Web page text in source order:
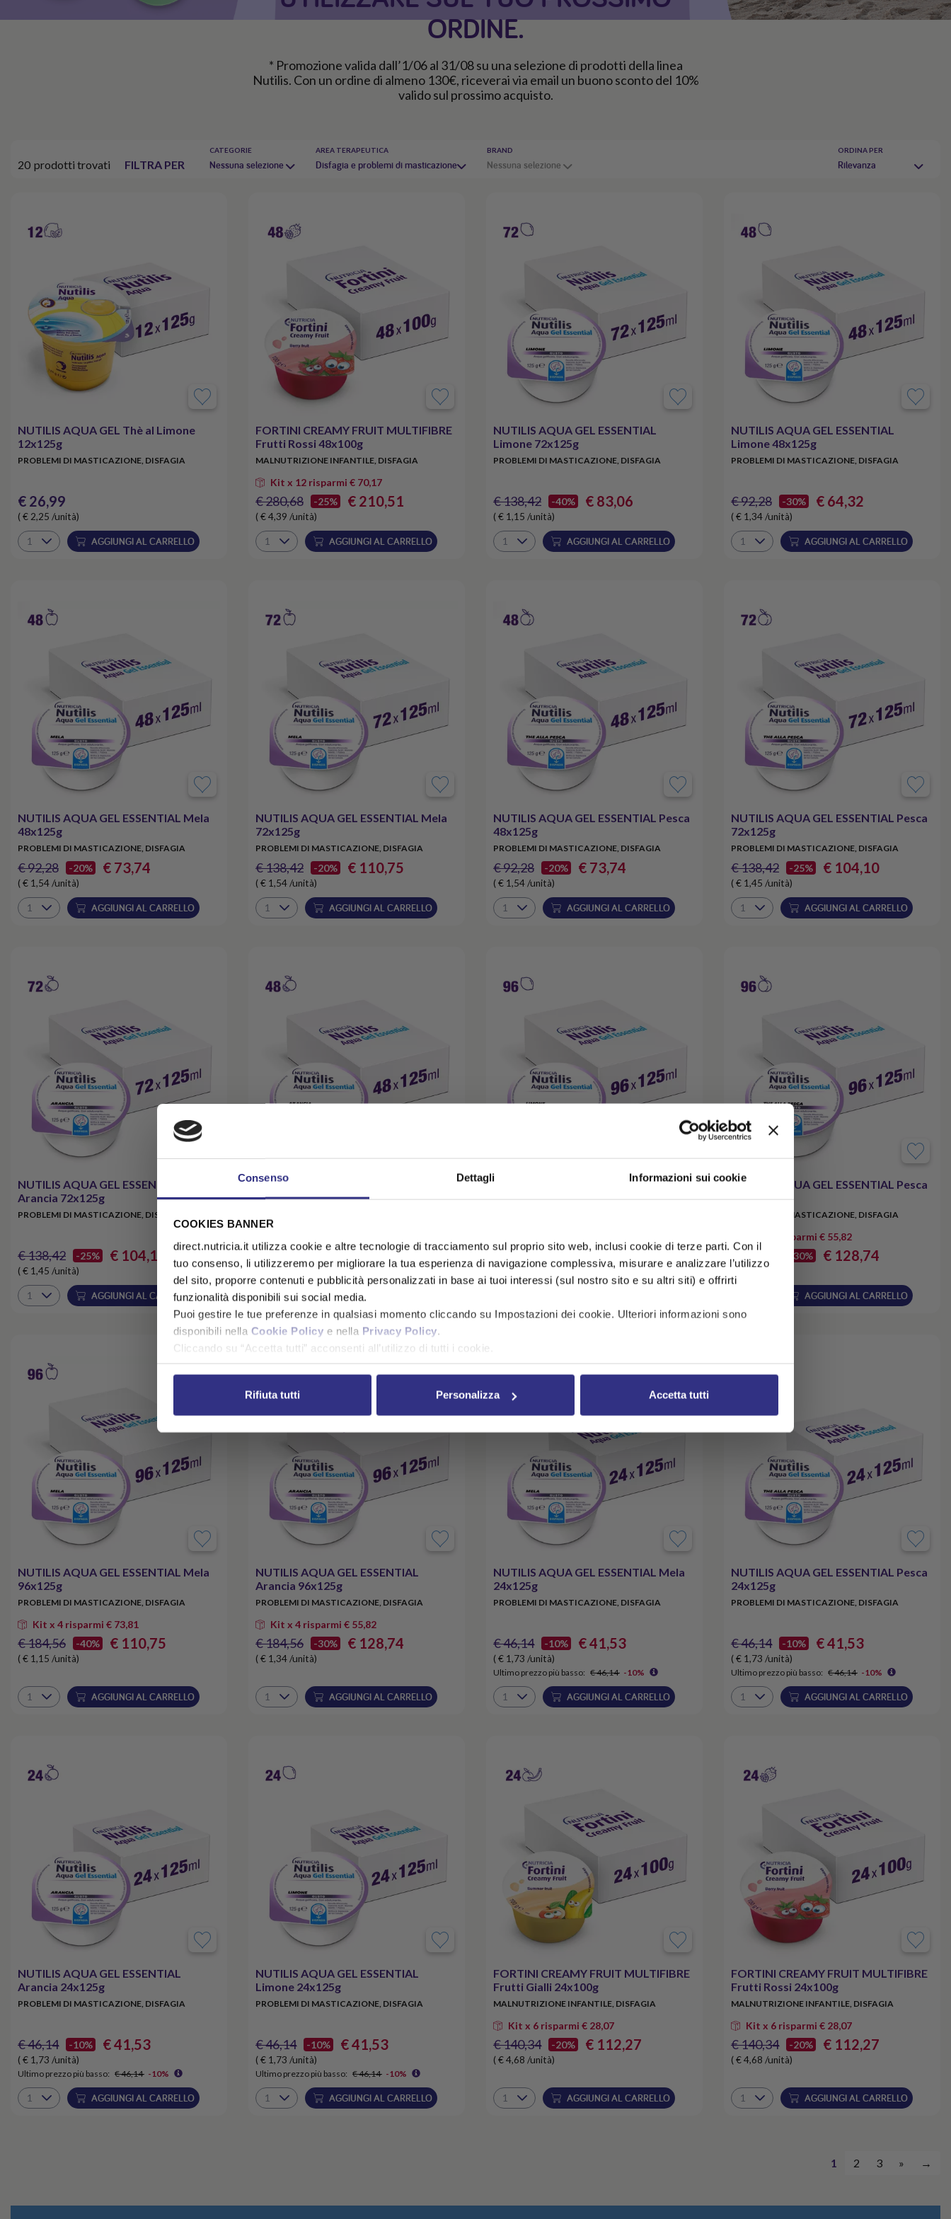
Consenso Dettagli Informazioni sui cookie
COOKIES BANNER
direct.nutricia.it utilizza cookie e altre tecnologie di tracciamento sul proprio sito web, inclusi cookie di terze parti. Con il
tuo consenso, li utilizzeremo per migliorare la tua esperienza di navigazione complessiva, misurare e analizzare l’utilizzo
del sito, proporre contenuti e pubblicità personalizzati in base ai tuoi interessi (sul nostro sito e su altri siti) e offrirti
funzionalità disponibili sui social media.
Puoi gestire le tue preferenze in qualsiasi momento cliccando su Impostazioni dei cookie. Ulteriori informazioni sono
disponibili nella Cookie Policy e nella Privacy Policy.
Cliccando su “Accetta tutti” acconsenti all’utilizzo di tutti i cookie.
Rifiuta tutti Personalizza Accetta tutti
ORDINE.
* Promozione valida dall’1/06 al 31/08 su una selezione di prodotti della linea
Nutilis. Con un ordine di almeno 130€, riceverai via email un buono sconto del 10%
valido sul prossimo acquisto.
20 prodotti trovati FILTRA PER
CATEGORIE
Nessuna selezione
AREA TERAPEUTICA
Disfagia e problemi di masticazione
BRAND
Nessuna selezione
ORDINA PER
Rilevanza
NUTILIS AQUA GEL Thè al Limone
12x125g
PROBLEMI DI MASTICAZIONE, DISFAGIA
€ 26,99
( € 2,25 /unità)
AGGIUNGI AL CARRELLO
FORTINI CREAMY FRUIT MULTIFIBRE
Frutti Rossi 48x100g
MALNUTRIZIONE INFANTILE, DISFAGIA
Kit x 12 risparmi € 70,17
€ 280,68 -25% € 210,51
( € 4,39 /unità)
AGGIUNGI AL CARRELLO
NUTILIS AQUA GEL ESSENTIAL
Limone 72x125g
PROBLEMI DI MASTICAZIONE, DISFAGIA
€ 138,42 -40% € 83,06
( € 1,15 /unità)
AGGIUNGI AL CARRELLO
NUTILIS AQUA GEL ESSENTIAL
Limone 48x125g
PROBLEMI DI MASTICAZIONE, DISFAGIA
€ 92,28 -30% € 64,32
( € 1,34 /unità)
AGGIUNGI AL CARRELLO
NUTILIS AQUA GEL ESSENTIAL Mela
48x125g
PROBLEMI DI MASTICAZIONE, DISFAGIA
€ 92,28 -20% € 73,74
( € 1,54 /unità)
AGGIUNGI AL CARRELLO
NUTILIS AQUA GEL ESSENTIAL Mela
72x125g
PROBLEMI DI MASTICAZIONE, DISFAGIA
€ 138,42 -20% € 110,75
( € 1,54 /unità)
AGGIUNGI AL CARRELLO
NUTILIS AQUA GEL ESSENTIAL Pesca
48x125g
PROBLEMI DI MASTICAZIONE, DISFAGIA
€ 92,28 -20% € 73,74
( € 1,54 /unità)
AGGIUNGI AL CARRELLO
NUTILIS AQUA GEL ESSENTIAL Pesca
72x125g
PROBLEMI DI MASTICAZIONE, DISFAGIA
€ 138,42 -25% € 104,10
( € 1,45 /unità)
AGGIUNGI AL CARRELLO
NUTILIS AQUA GEL ESSENTIAL
Arancia 72x125g
PROBLEMI DI MASTICAZIONE, DISFAGIA
€ 138,42 -25% € 104,10
( € 1,45 /unità)
AGGIUNGI AL CARRELLO
NUTILIS AQUA GEL ESSENTIAL
Arancia 48x125g
€ 92,28 € 73,74
( € 1,54 /unità)
AGGIUNGI AL CARRELLO
NUTILIS AQUA GEL ESSENTIAL
Limone 96x125g
€ 184,56 € 92,75
( € 0,97 /unità)
NUTILIS AQUA GEL ESSENTIAL Pesca
96x125g
PROBLEMI DI MASTICAZIONE, DISFAGIA
Kit x 4 risparmi € 55,82
€ 184,56 -30% € 128,74
( € 1,34 /unità)
AGGIUNGI AL CARRELLO
NUTILIS AQUA GEL ESSENTIAL Mela
96x125g
PROBLEMI DI MASTICAZIONE, DISFAGIA
Kit x 4 risparmi € 73,81
€ 184,56 -40% € 110,75
( € 1,15 /unità)
AGGIUNGI AL CARRELLO
NUTILIS AQUA GEL ESSENTIAL
Arancia 96x125g
PROBLEMI DI MASTICAZIONE, DISFAGIA
Kit x 4 risparmi € 55,82
€ 184,56 -30% € 128,74
( € 1,34 /unità)
AGGIUNGI AL CARRELLO
NUTILIS AQUA GEL ESSENTIAL Mela
24x125g
PROBLEMI DI MASTICAZIONE, DISFAGIA
€ 46,14 -10% € 41,53
( € 1,73 /unità)
Ultimo prezzo più basso: € 46,14 -10%
AGGIUNGI AL CARRELLO
NUTILIS AQUA GEL ESSENTIAL Pesca
24x125g
PROBLEMI DI MASTICAZIONE, DISFAGIA
€ 46,14 -10% € 41,53
( € 1,73 /unità)
Ultimo prezzo più basso: € 46,14 -10%
AGGIUNGI AL CARRELLO
NUTILIS AQUA GEL ESSENTIAL
Arancia 24x125g
PROBLEMI DI MASTICAZIONE, DISFAGIA
€ 46,14 -10% € 41,53
( € 1,73 /unità)
Ultimo prezzo più basso: € 46,14 -10%
AGGIUNGI AL CARRELLO
NUTILIS AQUA GEL ESSENTIAL
Limone 24x125g
PROBLEMI DI MASTICAZIONE, DISFAGIA
€ 46,14 -10% € 41,53
( € 1,73 /unità)
Ultimo prezzo più basso: € 46,14 -10%
AGGIUNGI AL CARRELLO
FORTINI CREAMY FRUIT MULTIFIBRE
Frutti Gialli 24x100g
MALNUTRIZIONE INFANTILE, DISFAGIA
Kit x 6 risparmi € 28,07
€ 140,34 -20% € 112,27
( € 4,68 /unità)
AGGIUNGI AL CARRELLO
FORTINI CREAMY FRUIT MULTIFIBRE
Frutti Rossi 24x100g
MALNUTRIZIONE INFANTILE, DISFAGIA
Kit x 6 risparmi € 28,07
€ 140,34 -20% € 112,27
( € 4,68 /unità)
AGGIUNGI AL CARRELLO
1 2 3 » →